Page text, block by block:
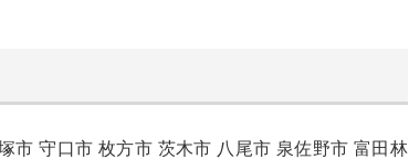
市 守口市 枚方市 茨木市 八尾市 泉佐野市 富田林